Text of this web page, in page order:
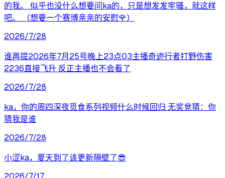
的我。 似乎也没什么想要问ka的，只是想发发牢骚，就这样
吧。 （想要一个赛博亲亲的安慰🌹）
2026/7/28
谁再提2026年7月25号晚上23点03主播奇迹行者打野伤害
2236直接飞升 反正主播也不会看了
2026/7/28
ka，你的周四深夜觅食系列视频什么时候回归 无奖竞猜：你
猜我是谁
2026/7/28
小涩ka，夏天到了该更新隔壁了😎